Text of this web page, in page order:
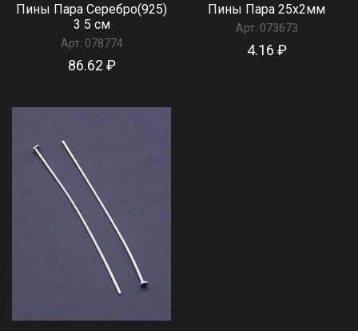
Пины Пара Серебро(925)
3 5 см
Арт: 078774
86.62 ₽
Пины Пара 25х2мм
Арт: 073673
4.16 ₽